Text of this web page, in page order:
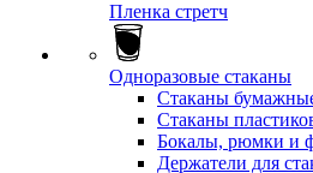
Пленка стретч
Одноразовые стаканы
Стаканы
Стаканы
Бокалы, рюмки и
Держатели для